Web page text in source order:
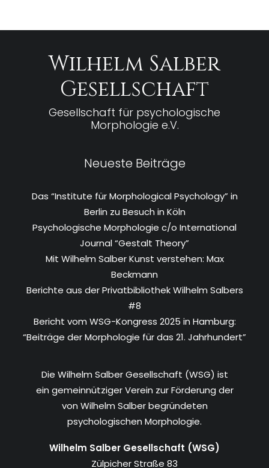
Wilhelm Salber
Gesellschaft
Gesellschaft für psychologische
Morphologie e.V.
Neueste Beiträge
Das “Institute für Morphological Psychology” in
Berlin zu Besuch in Köln
Psychologische Morphologie c/o International
Journal “Gestalt Theory”
Mit Wilhelm Salber Kunst verstehen: Max
Beckmann
Berichte aus der Privatbibliothek Wilhelm Salbers
#8
Bericht vom WSG-Kongress 2025 in Hamburg:
“Beiträge der Morphologie für das 21. Jahrhundert”
Die Wilhelm Salber Gesellschaft (WSG) ist
ein gemeinnütziger Verein zur Förderung der
von Wilhelm Salber begründeten
psychologischen Morphologie.
Wilhelm Salber Gesellschaft (WSG)
Zülpicher Straße 83